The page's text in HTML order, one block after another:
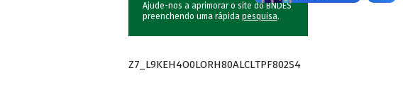
Ajude-nos a aprimorar o site do BNDES
preenchendo uma rápida pesquisa.
Z7_L9KEH4O0LORH80ALCLTPF802S4